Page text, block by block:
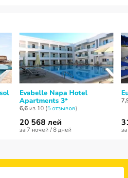
Evabelle Napa Hotel
Apartments 3*
6,6из 10 (5 отзывов)
20 568 лей
за 7 ночей / 8 дней